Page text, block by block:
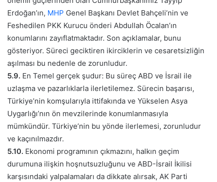
Erdoğan’ın, MHP Genel Başkanı Devlet Bahçeli’nin ve
Feshedilen PKK Kurucu önderi Abdullah Öcalan’ın
konumlarını zayıflatmaktadır. Son açıklamalar, bunu
gösteriyor. Süreci geciktiren ikirciklerin ve cesaretsizliğin
aşılması bu nedenle de zorunludur.
5.9. En Temel gerçek şudur: Bu süreç ABD ve İsrail ile
uzlaşma ve pazarlıklarla ilerletilemez. Sürecin başarısı,
Türkiye’nin komşularıyla ittifakında ve Yükselen Asya
Uygarlığı’nın ön mevzilerinde konumlanmasıyla
mümkündür. Türkiye’nin bu yönde ilerlemesi, zorunludur
ve kaçınılmazdır.
5.10. Ekonomi programının çıkmazını, halkın geçim
durumuna ilişkin hoşnutsuzluğunu ve ABD-İsrail İkilisi
karşısındaki yalpalamaları da dikkate alırsak, AK Parti